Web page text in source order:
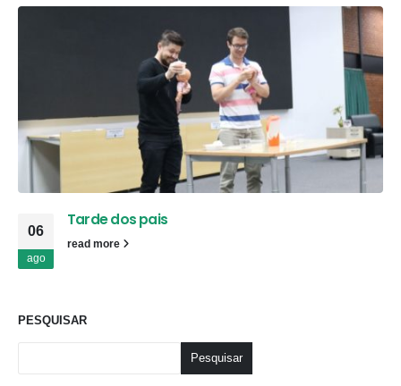
06
ago
Tarde dos pais
read more
PESQUISAR
Pesquisar